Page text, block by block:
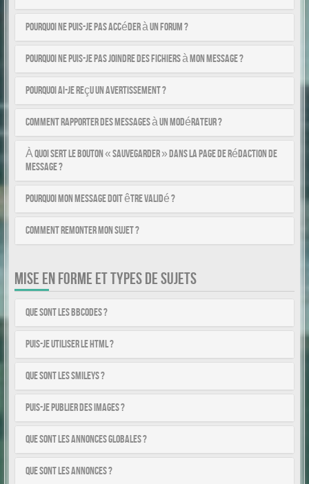
Pourquoi ne puis-je pas accéder à un forum ?
Pourquoi ne puis-je pas joindre des fichiers à mon message ?
Pourquoi ai-je reçu un avertissement ?
Comment rapporter des messages à un modérateur ?
À quoi sert le bouton « Sauvegarder » dans la page de rédaction de
message ?
Pourquoi mon message doit être validé ?
Comment remonter mon sujet ?
MISE EN FORME ET TYPES DE SUJETS
Que sont les BBCodes ?
Puis-je utiliser le HTML ?
Que sont les smileys ?
Puis-je publier des images ?
Que sont les annonces globales ?
Que sont les annonces ?